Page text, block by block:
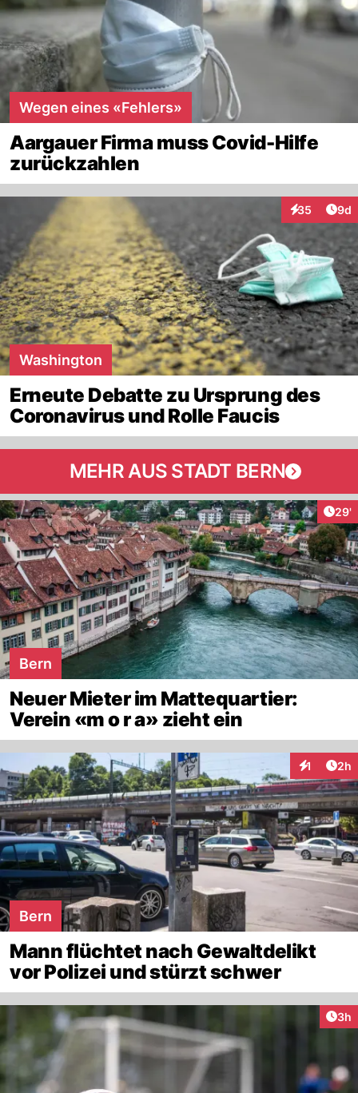
Wegen eines «Fehlers»
Aargauer Firma muss Covid-Hilfe
zurückzahlen
35
Interaktionen
9d
Washington
Erneute Debatte zu Ursprung des
Coronavirus und Rolle Faucis
MEHR AUS STADT BERN
29'
Bern
Neuer Mieter im Mattequartier:
Verein «m o r a» zieht ein
1 2h
Bern
Mann flüchtet nach Gewaltdelikt
vor Polizei und stürzt schwer
3h